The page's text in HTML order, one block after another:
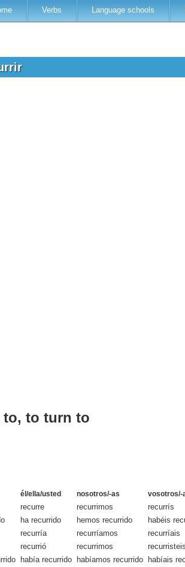
Verbs Language schools
to turn to
él/ella/usted nosotros/-as vosotros/-
recurre recurrimos recurrís
ha recurrido hemos recurrido habéis
recurría recurríamos recurríais
recurrió recurrimos recurristeis
había recurrido habíamos recurrido habíais